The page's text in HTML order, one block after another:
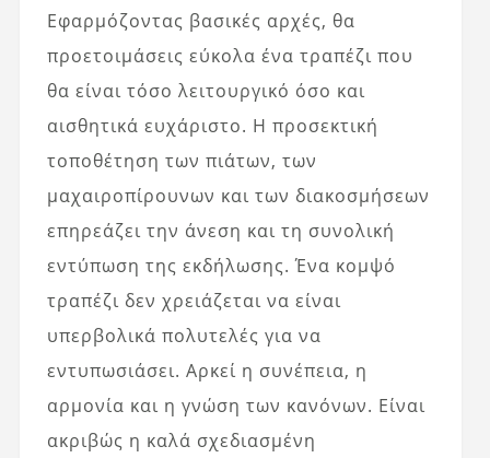
Εφαρμόζοντας βασικές αρχές, θα
προετοιμάσεις εύκολα ένα τραπέζι που
θα είναι τόσο λειτουργικό όσο και
αισθητικά ευχάριστο. Η προσεκτική
τοποθέτηση των πιάτων, των
μαχαιροπίρουνων και των διακοσμήσεων
επηρεάζει την άνεση και τη συνολική
εντύπωση της εκδήλωσης. Ένα κομψό
τραπέζι δεν χρειάζεται να είναι
υπερβολικά πολυτελές για να
εντυπωσιάσει. Αρκεί η συνέπεια, η
αρμονία και η γνώση των κανόνων. Είναι
ακριβώς η καλά σχεδιασμένη